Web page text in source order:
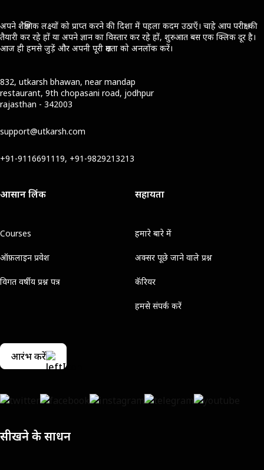
अपने शैक्षणिक लक्ष्यों को प्राप्त करने की दिशा में पहला कदम उठाएँ। चाहे आप परीक्षा की
तैयारी कर रहे हों या अपने ज्ञान का विस्तार कर रहे हों, शुरुआत बस एक क्लिक दूर है।
आज ही हमसे जुड़ें और अपनी पूरी क्षमता को अनलॉक करें।
832, utkarsh bhawan, near mandap
restaurant, 9th chopasani road, jodhpur
rajasthan - 342003
support@utkarsh.com
+91-9116691119, +91-9829213213
आसान लिंक
Courses
ऑफ़लाइन प्रवेश
विगत वर्षीय प्रश्न पत्र
सहायता
हमारे बारे में
अक्सर पूछे जाने वाले प्रश्न
कॅरियर
हमसे संपर्क करें
आरंभ करें
सीखने के साधन